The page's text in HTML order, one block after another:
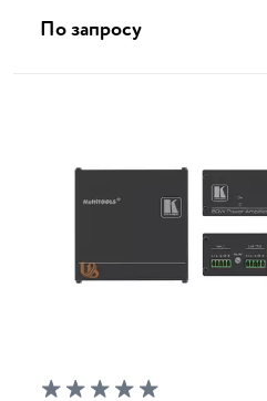
По запросу